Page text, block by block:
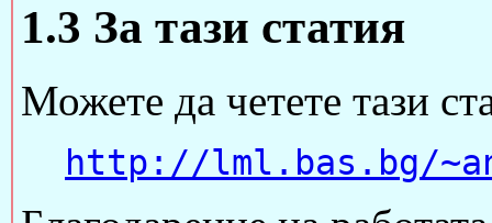
1.3 За тази статия
Можете да четете тази
http://lml.bas.bg/